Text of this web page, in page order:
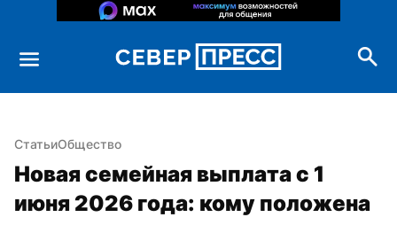
СтатьиОбщество
Новая семейная выплата с 1
июня 2026 года: кому положена